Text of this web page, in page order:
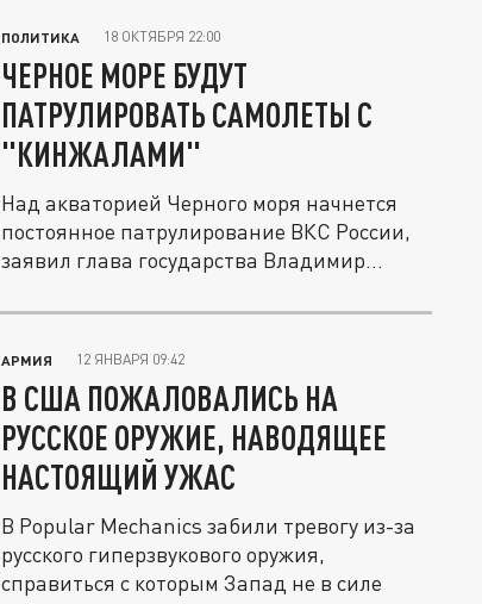
ПОЛИТИКА 18 ОКТЯБРЯ 22:00
ЧЕРНОЕ МОРЕ БУДУТ
ПАТРУЛИРОВАТЬ САМОЛЕТЫ С
"КИНЖАЛАМИ"
Над акваторией Черного моря начнется
постоянное патрулирование ВКС России,
заявил глава государства Владимир...
АРМИЯ 12 ЯНВАРЯ 09:42
В США ПОЖАЛОВАЛИСЬ НА
РУССКОЕ ОРУЖИЕ, НАВОДЯЩЕЕ
НАСТОЯЩИЙ УЖАС
В Popular Mechanics забили тревогу из-за
русского гиперзвукового оружия,
справиться с которым Запад не в силе